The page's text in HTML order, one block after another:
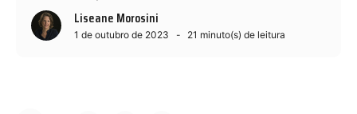
Liseane Morosini
1 de outubro de 2023 21 minuto(s) de leitura